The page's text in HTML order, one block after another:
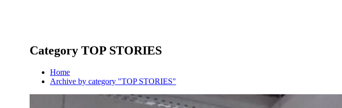
Category TOP STORIES
Home
Archive by category "TOP STORIES"